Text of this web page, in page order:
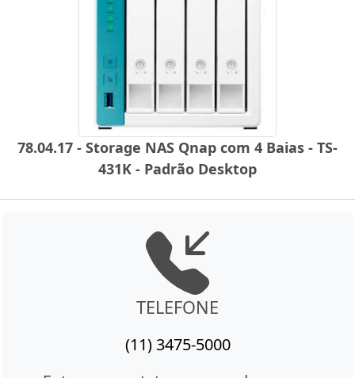
78.04.17 - Storage NAS Qnap com 4 Baias - TS-
431K - Padrão Desktop
TELEFONE
(11) 3475-5000